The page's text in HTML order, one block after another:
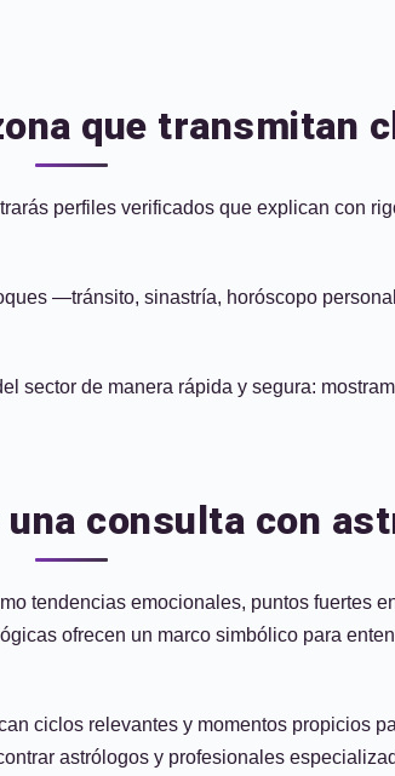
que transmitan
perfiles verificados que explican con
—tránsito, sinastría, horóscopo
de manera rápida y segura:
consulta con
tendencias emocionales, puntos fuertes
ofrecen un marco simbólico para
ciclos relevantes y momentos propicios
astrólogos y profesionales